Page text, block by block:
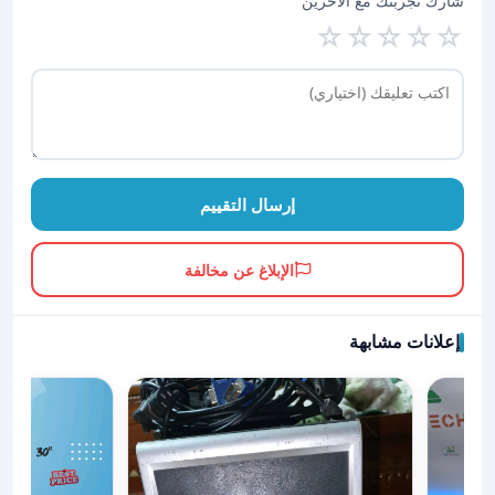
☆
☆
☆
☆
☆
إرسال التقييم
الإبلاغ عن مخالفة
إعلانات مشابهة